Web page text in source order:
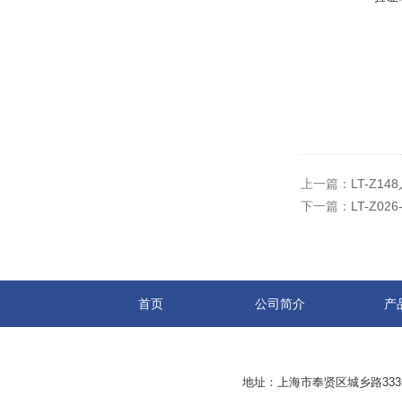
上一篇： LT-
下一篇： LT-
首页 公司简介 产
地址：上海市奉贤区城乡路